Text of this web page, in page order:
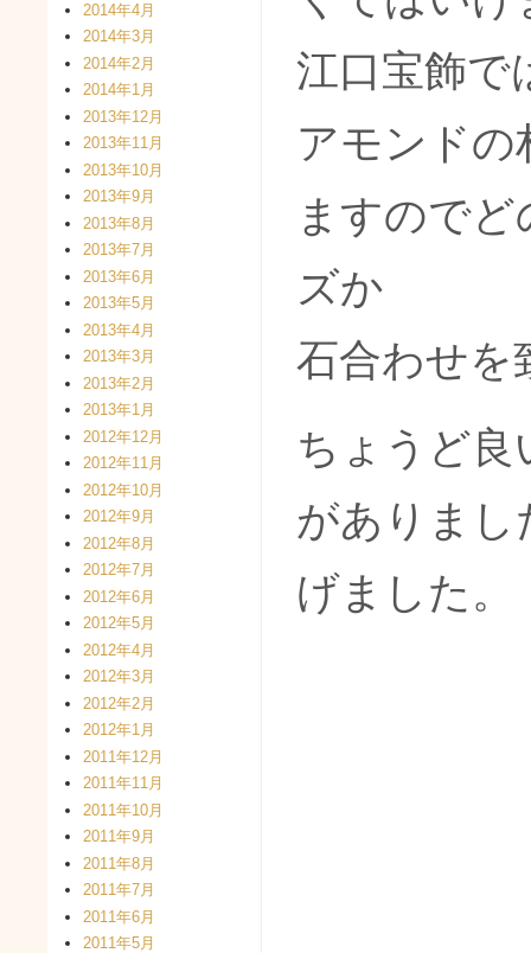
江口宝飾で
アモンドの
ますので
ズか
石合わせを
ちょうど
がありまし
げました。
2014年4月
2014年3月
2014年2月
2014年1月
2013年12月
2013年11月
2013年10月
2013年9月
2013年8月
2013年7月
2013年6月
2013年5月
2013年4月
2013年3月
2013年2月
2013年1月
2012年12月
2012年11月
2012年10月
2012年9月
2012年8月
2012年7月
2012年6月
2012年5月
2012年4月
2012年3月
2012年2月
2012年1月
2011年12月
2011年11月
2011年10月
2011年9月
2011年8月
2011年7月
2011年6月
2011年5月